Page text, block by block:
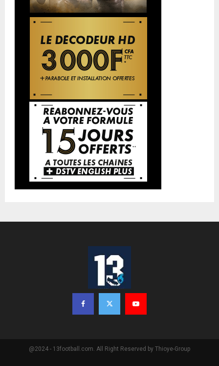
@2024 - 13football.com. All Right Reserved by Thioye-Group